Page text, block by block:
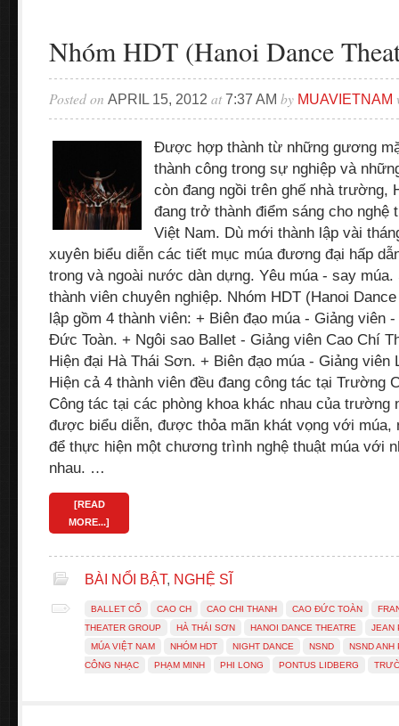
Nhóm HDT (Hanoi Dance
Posted on APRIL 15, 2012 at7:37 AM by MUAVIETNAM
Được hợp thành từ những gương
thành công trong sự nghiệp và
còn đang ngồi trên ghế nhà trường,
đang trở thành điểm sáng cho nghệ
Việt Nam. Dù mới thành lập vài
xuyên biểu diễn các tiết mục múa đương đại hấp
trong và ngoài nước dàn dựng. Yêu múa - say
thành viên chuyên nghiệp. Nhóm HDT (Hanoi
lập gồm 4 thành viên: + Biên đạo múa - Giảng viên
Đức Toàn. + Ngôi sao Ballet - Giảng viên Cao Chí
Hiện đại Hà Thái Sơn. + Biên đạo múa - Giảng viên
Hiện cả 4 thành viên đều đang công tác tại Trường
Công tác tại các phòng khoa khác nhau của trường
được biểu diễn, được thỏa mãn khát vọng với múa,
để thực hiện một chương trình nghệ thuật múa với
nhau. …
[READ
MORE...]
BÀI NỔI BẬT, NGHỆ SĨ
BALLET CỔ CAO CH CAO CHI THANH CAO ĐỨC TOÀN
THEATER GROUP
HÀ THÁI SƠN HANOI DANCE THEATRE
JEAN
MÚA VIỆT NAM
NHÓM HDT NIGHT DANCE NSND
NSND ANH
CÔNG NHẠC
PHẠM MINH PHI LONG PONTUS LIDBERG